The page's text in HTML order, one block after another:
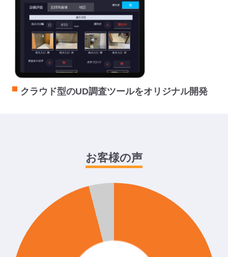
クラウド型のUD調査ツールをオリジナル開発
お客様の声